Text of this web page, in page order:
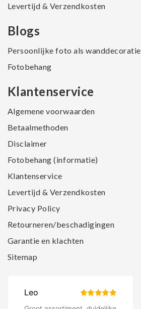
Levertijd & Verzendkosten
Blogs
Persoonlijke foto als wanddecoratie
Fotobehang
Klantenservice
Algemene voorwaarden
Betaalmethoden
Disclaimer
Fotobehang (informatie)
Klantenservice
Levertijd & Verzendkosten
Privacy Policy
Retourneren/beschadigingen
Garantie en klachten
Sitemap